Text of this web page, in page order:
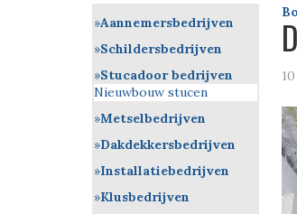
Aannemersbedrijven
Schildersbedrijven
Stucadoor bedrijven
Nieuwbouw stucen
Metselbedrijven
Dakdekkersbedrijven
Installatiebedrijven
Klusbedrijven